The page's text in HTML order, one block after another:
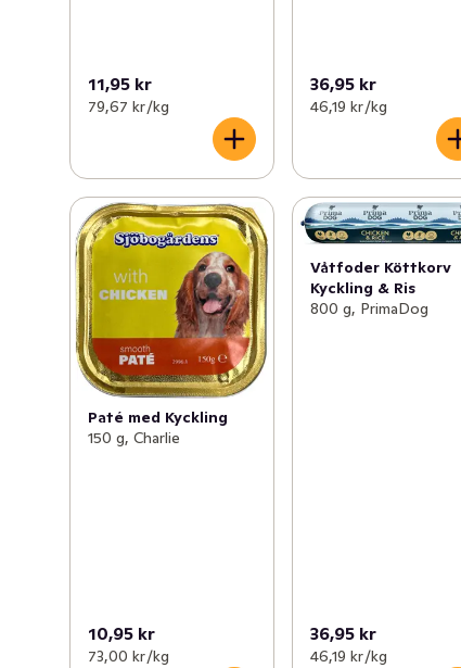
11,95 kr
79,67 kr /kg
36,95 kr
46,19 kr /kg
Paté med Kyckling
150 g, Charlie
10,95 kr
73,00 kr /kg
Våtfoder Köttkorv
Kyckling & Ris
800 g, PrimaDog
36,95 kr
46,19 kr /kg